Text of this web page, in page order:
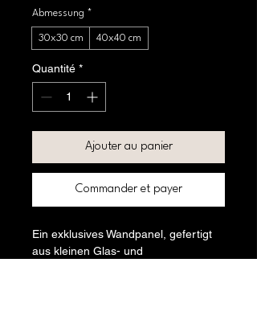
Abmessung *
30x30 cm 40x40 cm
Quantité *
Ajouter au panier
Commander et payer
Ein exklusives Wandpanel, gefertigt
aus kleinen Glas- und